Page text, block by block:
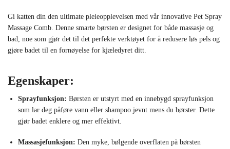
Gi katten din den ultimate pleieopplevelsen med vår innovative Pet Spray
Massage Comb. Denne smarte børsten er designet for både massasje og
bad, noe som gjør det til det perfekte verktøyet for å redusere løs pels og
gjøre badet til en fornøyelse for kjæledyret ditt.
Egenskaper:
Sprayfunksjon: Børsten er utstyrt med en innebygd sprayfunksjon
som lar deg påføre vann eller shampoo jevnt mens du børster. Dette
gjør badet enklere og mer effektivt.
Massasjefunksjon: Den myke, bølgende overflaten på børsten